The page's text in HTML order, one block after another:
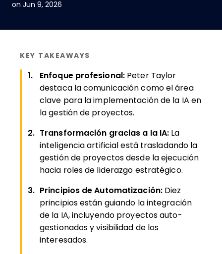
on Jun 9, 2026
KEY TAKEAWAYS
Enfoque profesional: Peter Taylor
destaca la comunicación como el área
clave para la implementación de la IA en
la gestión de proyectos.
Transformación gracias a la IA: La
inteligencia artificial está trasladando la
gestión de proyectos desde la ejecución
hacia roles de liderazgo estratégico.
Principios de Automatización: Diez
principios están guiando la integración
de la IA, incluyendo proyectos auto-
gestionados y visibilidad de los
interesados.